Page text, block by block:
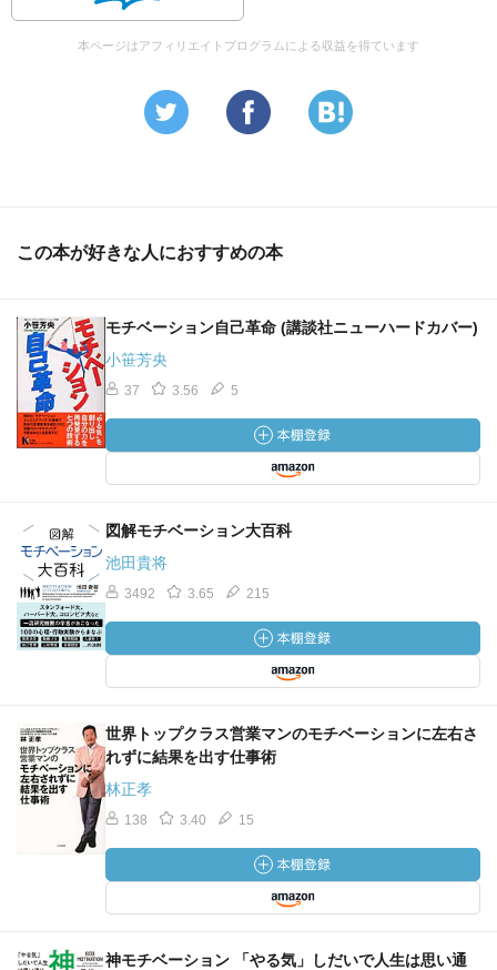
本ページはアフィリエイトプログラムによる収益を得ています
この本が好きな人におすすめの本
モチベーション自己革命 (講談社ニューハードカバー)
小笹芳央
37 3.56 5
図解モチベーション大百科
池田貴将
3492 3.65 215
世界トップクラス営業マンのモチベーションに左右さ
れずに結果を出す仕事術
林正孝
138 3.40 15
神モチベーション 「やる気」しだいで人生は思い通